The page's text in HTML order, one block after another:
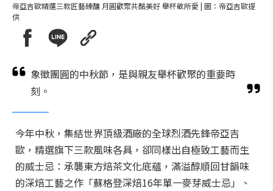
帝亞吉歐精選三款匠藝臻釀 月圓歡聚共酩美好 舉杯敬所愛 | 圖：帝亞吉歐提
供
象徵團圓的中秋節，是與親友舉杯歡聚的重要時
刻。
今年中秋，集結世界頂級酒廠的全球烈酒先鋒帝亞吉
歐，精選旗下三款風味各具，卻同樣出自極致工藝而生
的威士忌：承襲東方焙茶文化底蘊，滿溢醇順回甘韻味
的深焙工藝之作「蘇格登深焙16年單一麥芽威士忌」、